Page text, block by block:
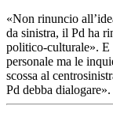
«Non rinuncio
da sinistra, il Pd ha
politico-culturale». E
personale ma le
scossa al
Pd debba dialogare».